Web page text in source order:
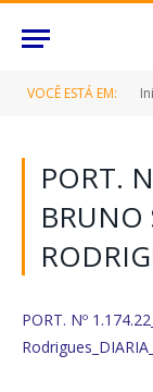
VOCÊ ESTÁ EM:
PORT.
BRUNO
PORT. Nº